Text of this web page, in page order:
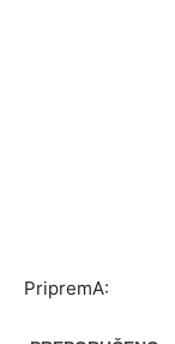
PripremA: